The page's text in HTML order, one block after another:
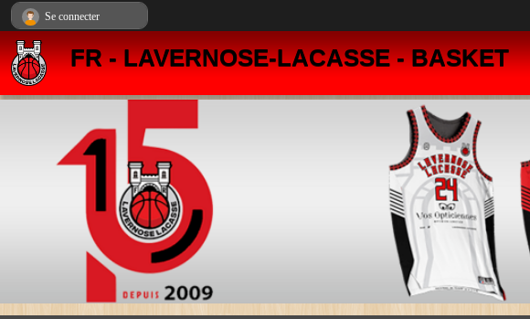
FR - LAVERNOSE-LACASSE - BASKET
Se connecter
Panneau de gestion des cookies